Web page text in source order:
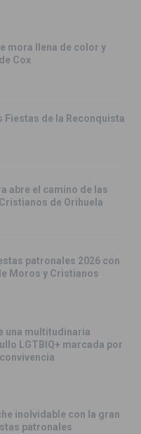
mora llena de color y
Cox
Fiestas de la Reconquista
abre el camino de las
de Orihuela
patronales 2026 con
Moros y Cristianos
una multitudinaria
LGTBIQ+ marcada por
inolvidable con la gran
patronales